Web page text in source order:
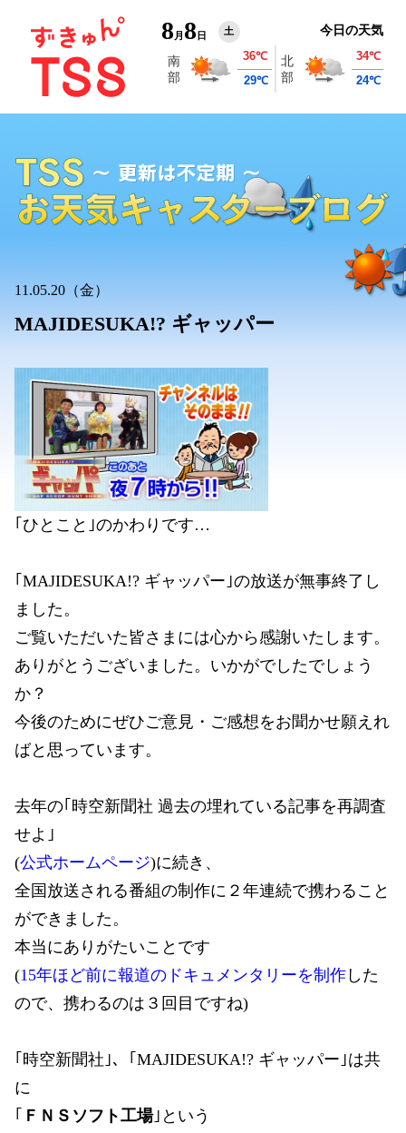
8 月 8 日 土 今日の天気
11.05.20（金）
MAJIDESUKA!? ギャッパー
｢ひとこと｣のかわりです…
｢MAJIDESUKA!? ギャッパー｣の放送が無事終了し
ました。
ご覧いただいた皆さまには心から感謝いたします。
ありがとうございました。いかがでしたでしょう
か？
今後のためにぜひご意見・ご感想をお聞かせ願えれ
ばと思っています。
去年の｢時空新聞社 過去の埋れている記事を再調査
せよ｣
(公式ホームページ)に続き、
全国放送される番組の制作に２年連続で携わること
ができました。
本当にありがたいことです
(15年ほど前に報道のドキュメンタリーを制作 した
ので、携わるのは３回目ですね)
｢時空新聞社｣、｢MAJIDESUKA!? ギャッパー｣は共
に
｢ ＦＮＳソフト工場｣という